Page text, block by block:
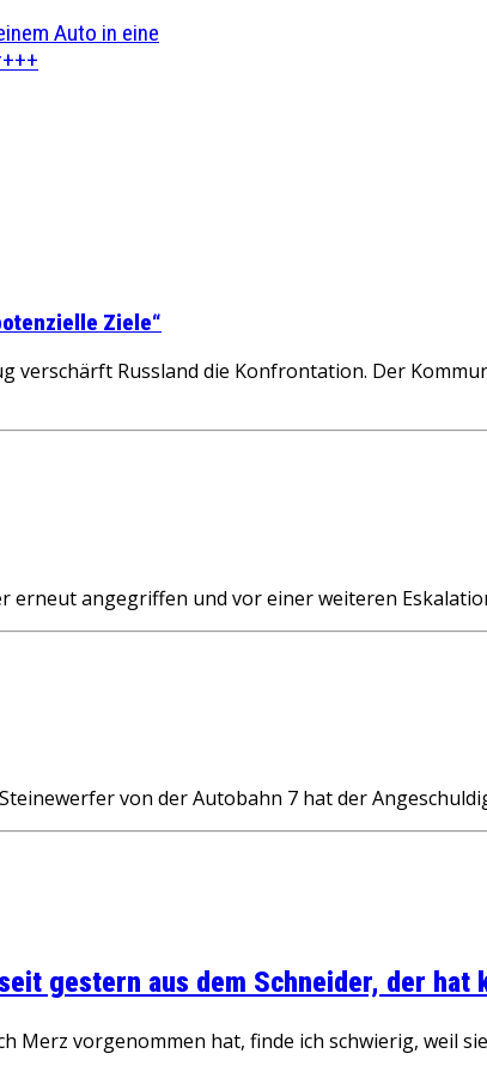
Auto in eine
Ziele“
verschärft Russland die Konfrontation. Der
angegriffen und vor einer weiteren
von der Autobahn 7 hat der
gestern aus dem Schneider, der hat
Merz vorgenommen hat, finde ich schwierig, weil